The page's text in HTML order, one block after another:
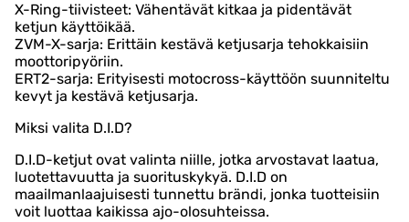
X-Ring-tiivisteet: Vähentävät kitkaa ja pidentävät
ketjun käyttöikää.
ZVM-X-sarja: Erittäin kestävä ketjusarja tehokkaisiin
moottoripyöriin.
ERT2-sarja: Erityisesti motocross-käyttöön suunniteltu
kevyt ja kestävä ketjusarja.
Miksi valita D.I.D?
D.I.D-ketjut ovat valinta niille, jotka arvostavat laatua,
luotettavuutta ja suorituskykyä. D.I.D on
maailmanlaajuisesti tunnettu brändi, jonka tuotteisiin
voit luottaa kaikissa ajo-olosuhteissa.